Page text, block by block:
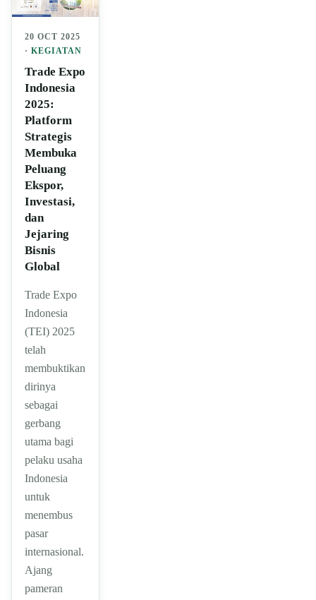
20 OCT 2025
· KEGIATAN
Trade Expo
Indonesia
2025:
Platform
Strategis
Membuka
Peluang
Ekspor,
Investasi,
dan
Jejaring
Bisnis
Global
Trade Expo
Indonesia
(TEI) 2025
telah
membuktikan
dirinya
sebagai
gerbang
utama bagi
pelaku usaha
Indonesia
untuk
menembus
pasar
internasional.
Ajang
pameran